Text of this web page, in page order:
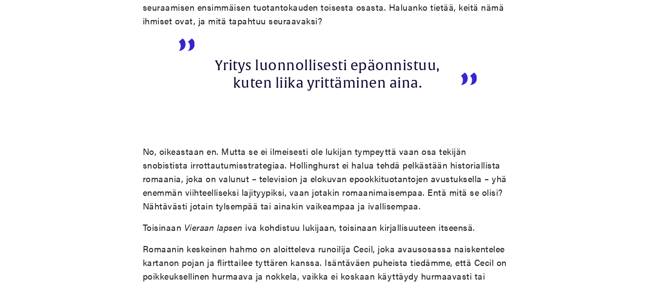
seuraamisen ensimmäisen tuotantokauden toisesta osasta. Haluanko tietää, keitä nämä
ihmiset ovat, ja mitä tapahtuu seuraavaksi?
Yritys luonnollisesti epäonnistuu,
kuten liika yrittäminen aina.
No, oikeastaan en. Mutta se ei ilmeisesti ole lukijan tympeyttä vaan osa tekijän
snobistista irrottautumisstrategiaa. Hollinghurst ei halua tehdä pelkästään historiallista
romaania, joka on valunut – television ja elokuvan epookkituotantojen avustuksella – yhä
enemmän viihteelliseksi lajityypiksi, vaan jotakin romaanimaisempaa. Entä mitä se olisi?
Nähtävästi jotain tylsempää tai ainakin vaikeampaa ja ivallisempaa.
Toisinaan Vieraan lapsen iva kohdistuu lukijaan, toisinaan kirjallisuuteen itseensä.
Romaanin keskeinen hahmo on aloitteleva runoilija Cecil, joka avausosassa naiskentelee
kartanon pojan ja flirttailee tyttären kanssa. Isäntäväen puheista tiedämme, että Cecil on
poikkeuksellinen hurmaava ja nokkela, vaikka ei koskaan käyttäydy hurmaavasti tai